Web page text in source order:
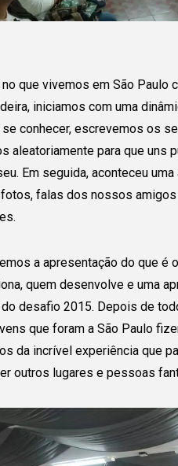
no que vivemos em São Paulo
iniciamos com uma
conhecer, escrevemos os
aleatoriamente para que uns
Em seguida, aconteceu
falas dos nossos
a apresentação do que é
quem desenvolve e uma
desafio 2015. Depois de
que foram a São Paulo
da incrível experiência que
outros lugares e pessoas
possam dialogar.